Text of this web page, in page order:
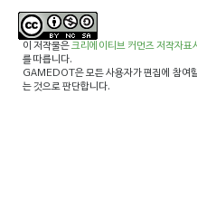
이 저작물은크리에이티브 커먼즈 저작자
를 따릅니다.
GAMEDOT은 모든 사용자가 편집에 참여
는 것으로 판단합니다.